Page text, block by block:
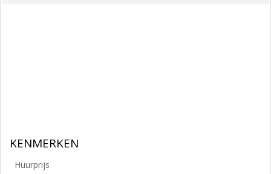
KENMERKEN
Huurprijs